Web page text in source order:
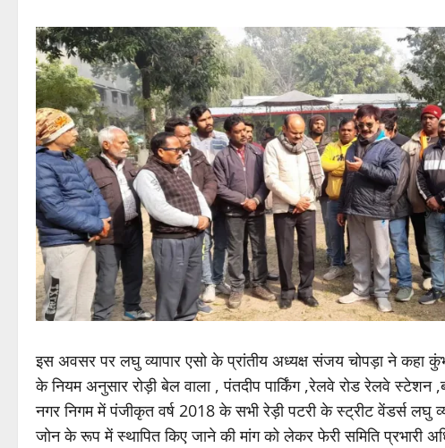
इस अवसर पर लघु व्यापार एसो के प्रांतीय अध्यक्ष संजय चोपड़ा ने कहा
के नियम अनुसार रोड़ी बेल वाला , पंतदीप पार्किंग ,रेलवे रोड रेलवे स्टेशन
नगर निगम में पंजीकृत वर्ष 2018 के सभी रेड़ी पटरी के स्ट्रीट वेंडर्स लघु
जोन के रूप में स्थापित किए जाने की मांग को लेकर फेरी समिति प्रभारी